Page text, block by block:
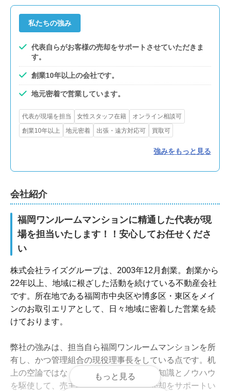
私たちの強み
代表自らがお客様の売却をサポートさせていただきま
す。
創業10年以上の会社です。
地元密着で営業しています。
代表が現場を担当 女性スタッフ在籍
オンライン相談可
創業10年以上
地元密着 出張・遠方対応可 買取可
強みをもっと見る
会社紹介
福岡ワンルームマンションに精通した代表が現
場を担当いたします！！安心してお任せくださ
い
株式会社ライズグループは、2003年12月創業。創業から
22年以上、地域に根ざした活動を続けている不動産会社
です。所在地である福岡市中央区や博多区・東区をメイ
ンのお取引エリアとして、日々地域に密着した営業を続
けております。
弊社の強みは、担当自ら福岡ワンルームマンションを所
有し、かつ管理組合の現役理事長をしている点です。机
上の空論ではなく自らの経験から培った知識とノウハウ
を駆使して、売主様の大切な不動産の売却をサポートい
もっと見る